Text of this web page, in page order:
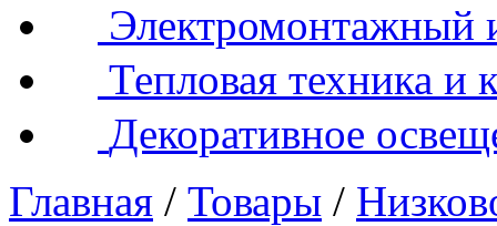
Электромонтажный
Тепловая техника и
Декоративное
Главная / Товары /